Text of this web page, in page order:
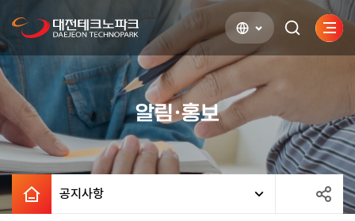
검색하기사이
열기
알림·홍보
공지사항